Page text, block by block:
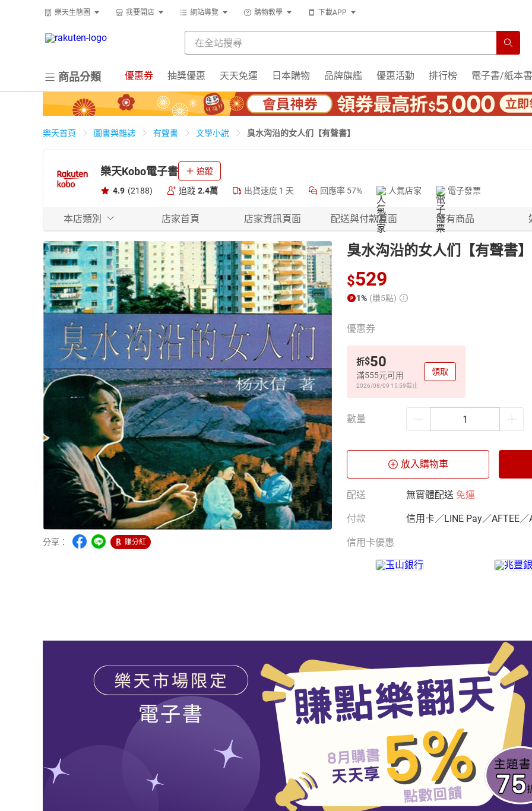
樂天生態圈 我要開店 網站導覽 購物教學 下載APP
商品分類 優惠券 抽獎優惠 天天免運 日本購物 品牌旗艦 優惠活動 排行榜 電子書/紙本書
樂天首頁 圖書與雜誌 有聲書 文學小說 臭水沟沿的女人们【有聲書】
樂天Kobo電子書 追蹤
4.9 (2188) 追蹤 2.4萬 出貨速度 1 天 回應率 57% 人氣店家 電子發票
本店類別 店家首頁 店家資訊頁面 配送與付款頁面 所有商品
分享： 賺分紅
臭水沟沿的女人们【有聲書】
$529
1% (賺5點)
優惠券
折$50
滿555元可用
2026/08/09 15:59截止
領取
數量
放入購物車
配送 無實體配送 免運
付款 信用卡／LINE Pay／AFTEE／
信用卡優惠